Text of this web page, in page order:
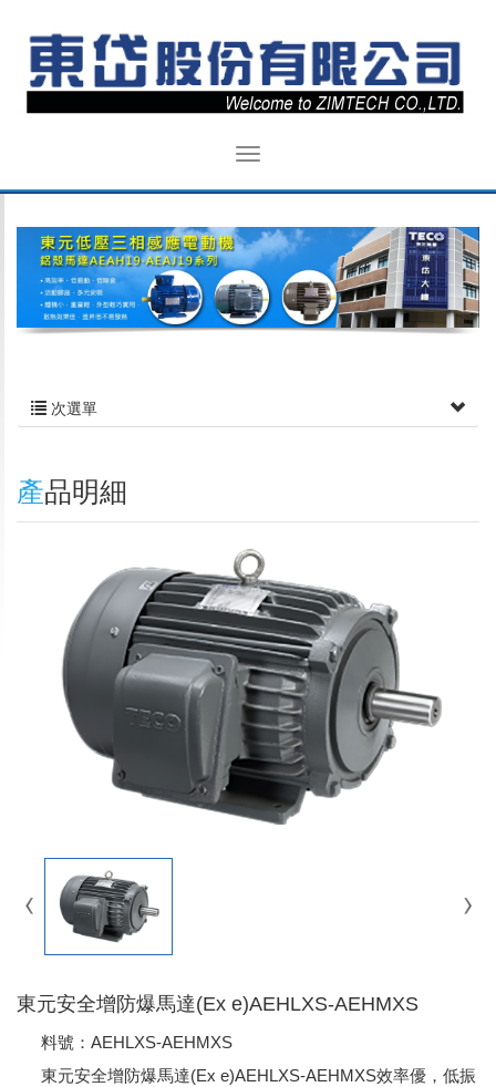
次選單
產品明細
東元安全增防爆馬達(Ex e)AEHLXS-AEHMXS
料號：AEHLXS-AEHMXS
東元安全增防爆馬達(Ex e)AEHLXS-AEHMXS效率優，低振